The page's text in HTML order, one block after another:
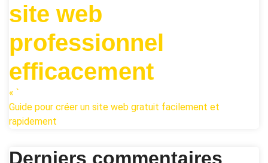
site web
professionnel
efficacement
« `
Guide pour créer un site web gratuit facilement et
rapidement
Derniers commentaires